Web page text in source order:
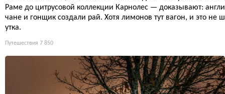
Раме до цитрусовой коллекции Карнолес — доказывают: англи
чане и гонщик создали рай. Хотя лимонов тут вагон, и это не ш
утка.
Путешествия 7 850